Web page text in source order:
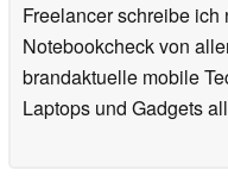
Freelancer schreibe
Notebookcheck von
brandaktuelle mobile
Laptops und Gadgets